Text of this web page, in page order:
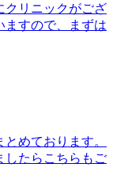
クリニックがござ
ますので、まずは
めております。
したらこちらもご